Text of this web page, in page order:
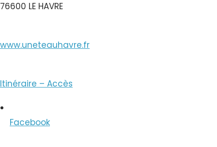
76600 LE HAVRE
www.uneteauhavre.fr
Itinéraire – Accès
Facebook